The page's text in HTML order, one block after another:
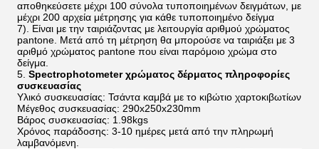
αποθηκεύσετε μέχρι 100 σύνολα τυποποιημένων δειγμάτων, με
μέχρι 200 αρχεία μέτρησης για κάθε τυποποιημένο δείγμα
7). Είναι με την ταιριάζοντας με λειτουργία αριθμού χρώματος
pantone. Μετά από τη μέτρηση θα μπορούσε να ταιριάξει με 3
αριθμό χρώματος pantone που είναι παρόμοιο χρώμα στο
δείγμα.
5. Spectrophotometer χρώματος δέρματος πληροφορίες
συσκευασίας
Υλικό συσκευασίας: Τσάντα καμβά με το κιβώτιο χαρτοκιβωτίων
Μέγεθος συσκευασίας: 290x250x230mm
Βάρος συσκευασίας: 1.98kgs
Χρόνος παράδοσης: 3-10 ημέρες μετά από την πληρωμή
λαμβανόμενη.